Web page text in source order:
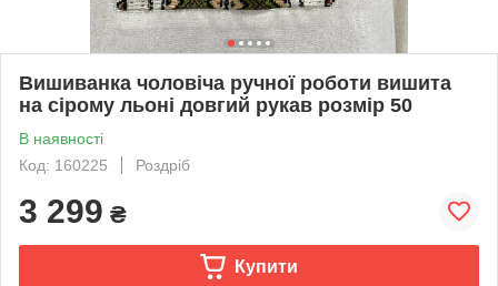
Вишиванка чоловіча ручної роботи вишита
на сірому льоні довгий рукав розмір 50
В наявності
Код: 160225
Роздріб
3 299 ₴
Купити